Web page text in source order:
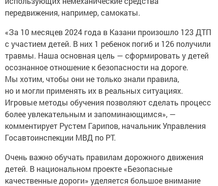
передвижения, например, самокаты.
«За 10 месяцев 2024 года в Казани произошло 123 ДТП
с участием детей. В них 1 ребенок погиб и 126 получили
травмы. Наша основная цель — сформировать у детей
осознанное отношение к безопасности на дороге.
Мы хотим, чтобы они не только знали правила,
но и могли применять их в реальных ситуациях.
Игровые методы обучения позволяют сделать процесс
более увлекательным и запоминающимся», —
комментирует Рустем Гарипов, начальник Управления
Госавтоинспекции МВД по РТ.
Очень важно обучать правилам дорожного движения
детей. В национальном проекте «Безопасные
качественные дороги» уделяется большое внимание